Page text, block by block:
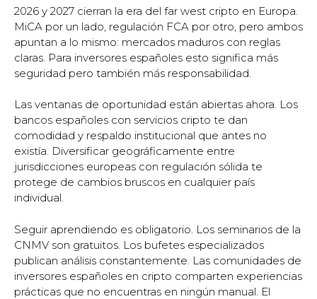
2026 y 2027 cierran la era del far west cripto en Europa.
MiCA por un lado, regulación FCA por otro, pero ambos
apuntan a lo mismo: mercados maduros con reglas
claras. Para inversores españoles esto significa más
seguridad pero también más responsabilidad.
Las ventanas de oportunidad están abiertas ahora. Los
bancos españoles con servicios cripto te dan
comodidad y respaldo institucional que antes no
existía. Diversificar geográficamente entre
jurisdicciones europeas con regulación sólida te
protege de cambios bruscos en cualquier país
individual.
Seguir aprendiendo es obligatorio. Los seminarios de la
CNMV son gratuitos. Los bufetes especializados
publican análisis constantemente. Las comunidades de
inversores españoles en cripto comparten experiencias
prácticas que no encuentras en ningún manual. El